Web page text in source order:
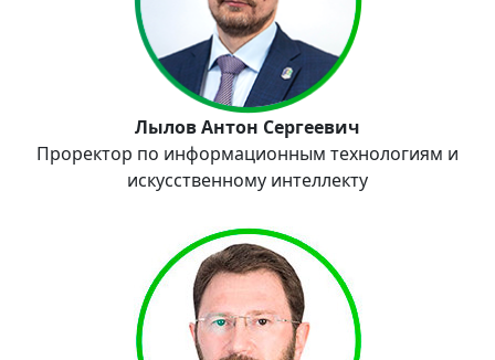
Лылов Антон Сергеевич
Проректор по информационным технологиям и
искусственному интеллекту